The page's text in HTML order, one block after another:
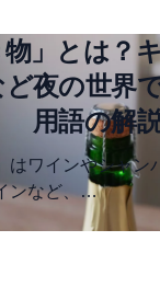
物」とは？
夜の世界
用語の解
はワインやシャン
ンなど、…